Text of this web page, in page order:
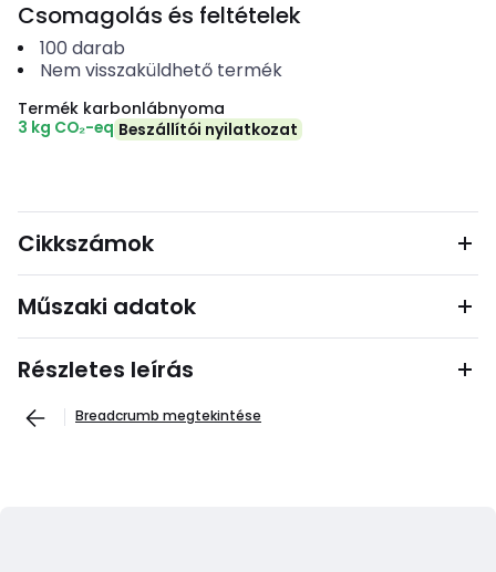
Csomagolás és feltételek
100 darab
Nem visszaküldhető termék
Termék karbonlábnyoma
3 kg CO₂-eq Beszállítói nyilatkozat
Cikkszámok
Műszaki adatok
Részletes leírás
Breadcrumb megtekintése